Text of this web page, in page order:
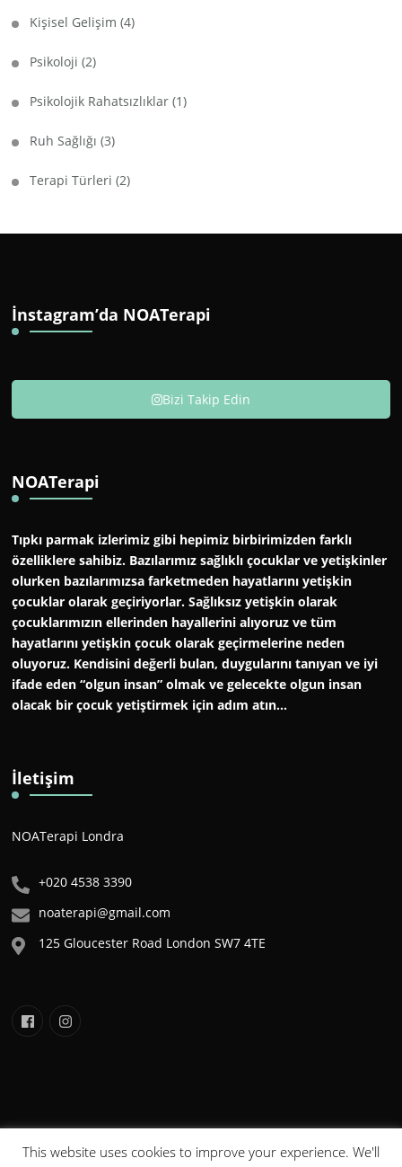
Kişisel Gelişim (4)
Psikoloji (2)
Psikolojik Rahatsızlıklar (1)
Ruh Sağlığı (3)
Terapi Türleri (2)
İnstagram’da NOATerapi
Bizi Takip Edin
NOATerapi
Tıpkı parmak izlerimiz gibi hepimiz birbirimizden farklı
özelliklere sahibiz. Bazılarımız sağlıklı çocuklar ve yetişkinler
olurken bazılarımızsa farketmeden hayatlarını yetişkin
çocuklar olarak geçiriyorlar. Sağlıksız yetişkin olarak
çocuklarımızın ellerinden hayallerini alıyoruz ve tüm
hayatlarını yetişkin çocuk olarak geçirmelerine neden
oluyoruz. Kendisini değerli bulan, duygularını tanıyan ve iyi
ifade eden “olgun insan” olmak ve gelecekte olgun insan
olacak bir çocuk yetiştirmek için adım atın…
İletişim
NOATerapi Londra
+020 4538 3390
noaterapi@gmail.com
125 Gloucester Road London SW7 4TE
NOA©2020 . Tüm Hakları Saklıdır. Bu sitede yer alan
This website uses cookies to improve your experience. We'll